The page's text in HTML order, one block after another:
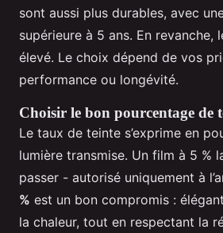
sont aussi plus durables, avec
supérieure à 5 ans. En revanche,
élevé. Le choix dépend de vos
performance ou longévité.
Choisir le bon pourcentage de
Le taux de teinte s’exprime en
lumière transmise. Un film à 5 %
passer - autorisé uniquement à
% est un bon compromis :
la chaleur, tout en respectant la